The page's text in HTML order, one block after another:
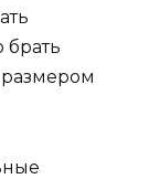
брать